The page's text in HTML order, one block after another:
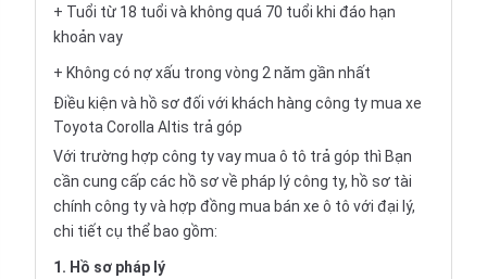
+ Tuổi từ 18 tuổi và không quá 70 tuổi khi đáo hạn
khoản vay
+ Không có nợ xấu trong vòng 2 năm gần nhất
Điều kiện và hồ sơ đối với khách hàng công ty mua xe
Toyota Corolla Altis trả góp
Với trường hợp công ty vaymua ô tô trả góp thì Bạn
cần cung cấp các hồ sơ về pháp lý công ty, hồ sơ tài
chính công ty và hợp đồng mua bán xe ô tô với đại lý,
chi tiết cụ thể bao gồm:
1. Hồ sơ pháp lý